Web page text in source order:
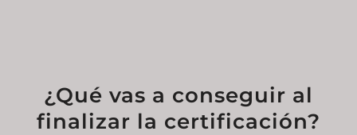
¿Qué vas a conseguir al
finalizar la certificación?